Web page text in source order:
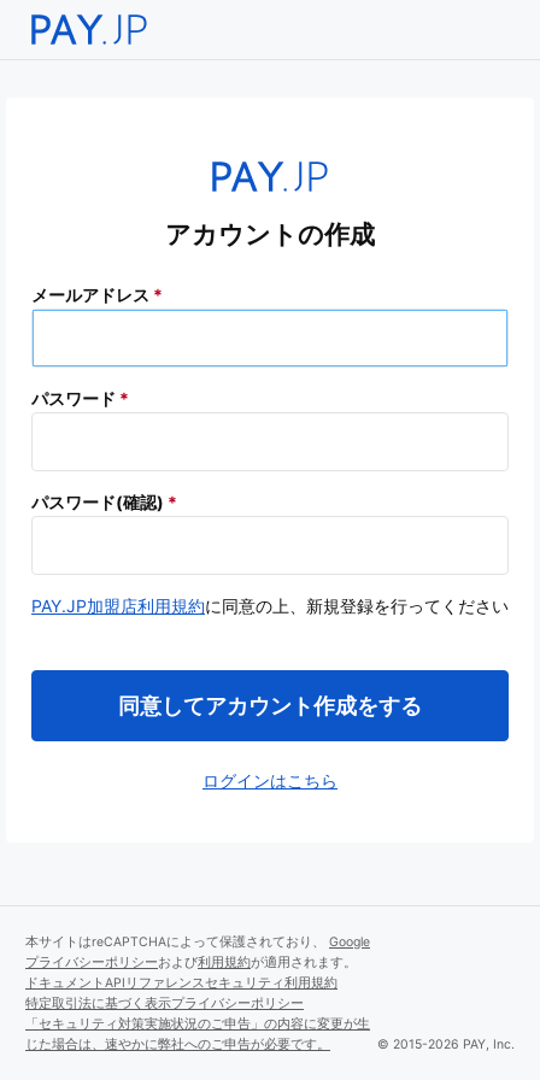
アカウントの作成
メールアドレス *
パスワード *
パスワード(確認) *
PAY.JP加盟店利用規約に同意の上、新規登録を行ってください
同意してアカウント作成をする
ログインはこちら
本サイトはreCAPTCHAによって保護されており、 Google
プライバシーポリシーおよび利用規約が適用されます。
ドキュメント APIリファレンスセキュリティ利用規約
特定取引法に基づく表示プライバシーポリシー
「セキュリティ対策実施状況のご申告」の内容に変更が生
じた場合は、速やかに弊社へのご申告が必要です。
© 2015-2026 PAY, Inc.